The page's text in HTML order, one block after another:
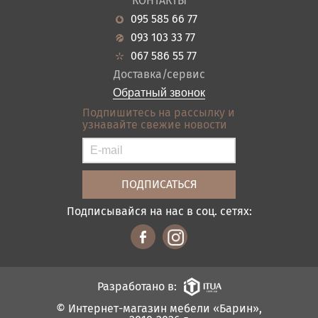
Кухня
Прихожие
Ванная
Акции
Новости
Гарантия
Кредит
Оплата и доставка
Отзывы
Контакты
Карта сайта
Условия покупки
095 585 66 77
093 103 33 77
067 586 55 77
Доставка/сервис
Обратный звонок
Подпишитесь на рассылку и
узнавайте свежие новости
Подписывайся на нас в соц. сетях:
© Интернет-магазин мебели «Барин»,
Разработано в: